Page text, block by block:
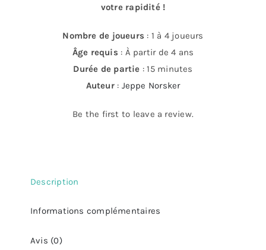
votre rapidité !
Nombre de joueurs : 1 à 4 joueurs
Âge requis : À partir de 4 ans
Durée de partie : 15 minutes
Auteur: Jeppe Norsker
Be the first to leave a review.
Description
Informations complémentaires
Avis (0)